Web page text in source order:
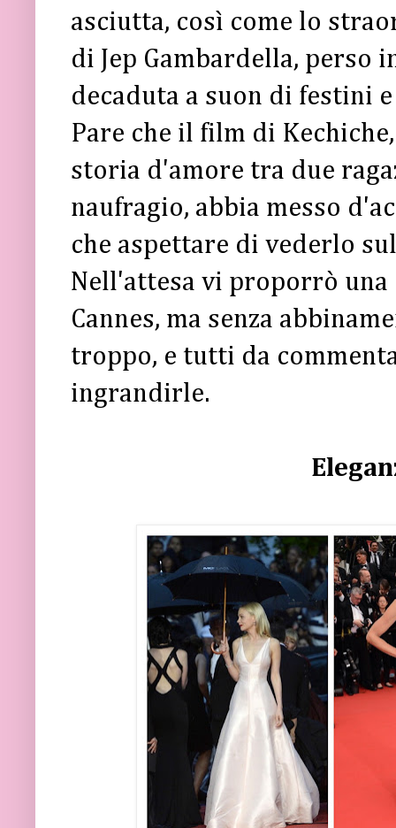
asciutta, così come lo
di Jep Gambardella, perso
decaduta a suon di festini
Pare che il film di
storia d'amore tra due
naufragio, abbia messo
che aspettare di vederlo
Nell'attesa vi proporrò
Cannes, ma senza
troppo, e tutti da
ingrandirle.